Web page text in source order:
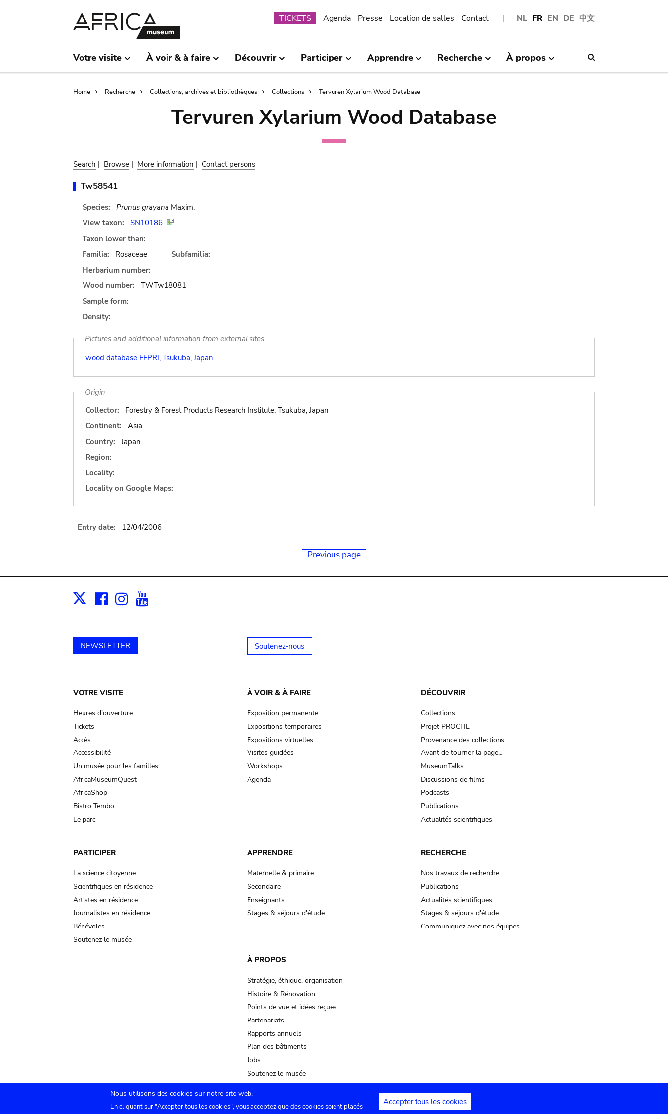
NL FR EN DE 中文
Submenu
TICKETS Agenda Presse Location de salles Contact
Votre visite À voir & à faire Découvrir Participer Apprendre Recherche À propos
Breadcrumb
Home Recherche Collections, archives et bibliothèques Collections Tervuren Xylarium Wood Database
Tervuren Xylarium Wood Database
Search | Browse | More information | Contact persons
Tw58541
Species: Prunus grayana Maxim.
View taxon:
SN10186
Taxon lower than:
Familia:
Rosaceae
Subfamilia:
Herbarium number:
Wood number:
TWTw18081
Sample form:
Density:
Pictures and additional information from external sites
wood database FFPRI, Tsukuba, Japan.
Origin
Collector:
Forestry & Forest Products Research Institute, Tsukuba, Japan
Continent:
Asia
Country:
Japan
Region:
Locality:
Locality on Google Maps:
Entry date: 12/04/2006
Previous page
X Facebook
Instagram
NEWSLETTER Soutenez-nous
Main
navigation
VOTRE VISITE
Heures d'ouverture
Tickets
Accès
Accessibilité
Un musée pour les familles
AfricaMuseumQuest
AfricaShop
Bistro Tembo
Le parc
À VOIR & À FAIRE
Exposition permanente
Expositions temporaires
Expositions virtuelles
Visites guidées
Workshops
Agenda
DÉCOUVRIR
Collections
Projet PROCHE
Provenance des collections
Avant de tourner la page…
MuseumTalks
Discussions de films
Podcasts
Publications
Actualités scientifiques
PARTICIPER
La science citoyenne
Scientifiques en résidence
Artistes en résidence
Journalistes en résidence
Bénévoles
Soutenez le musée
APPRENDRE
Maternelle & primaire
Secondaire
Enseignants
Stages & séjours d'étude
RECHERCHE
Nos travaux de recherche
Publications
Actualités scientifiques
Stages & séjours d'étude
Communiquez avec nos équipes
À PROPOS
Stratégie, éthique, organisation
Histoire & Rénovation
Points de vue et idées reçues
Partenariats
Rapports annuels
Plan des bâtiments
Jobs
Soutenez le musée
Nous utilisons des cookies sur notre site web.
En cliquant sur "Accepter tous les cookies", vous acceptez que des cookies soient placés
Accepter tous les cookies